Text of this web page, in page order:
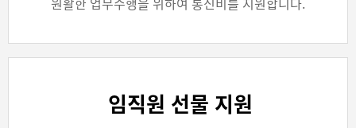
임직원 선물 지원